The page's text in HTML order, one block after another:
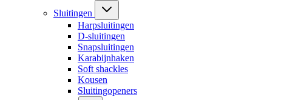
Sluitingen
Harpsluitingen
D-sluitingen
Snapsluitingen
Karabijnhaken
Soft shackles
Kousen
Sluitingopeners